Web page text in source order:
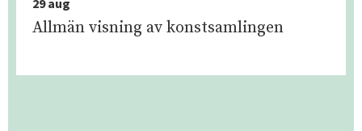
Allmän visning av konstsamlingen